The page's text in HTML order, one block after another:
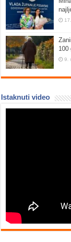
100
9.
Istaknuti video